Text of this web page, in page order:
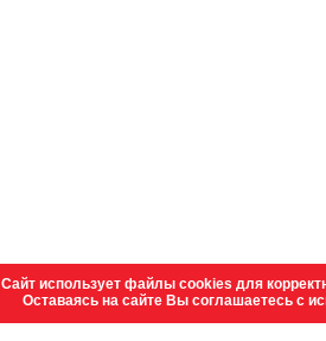
Сайт использует файлы cookies для
Оставаясь на сайте Вы соглашаетесь с